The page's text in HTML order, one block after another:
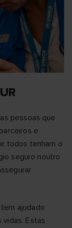
pessoas que
e
todos tenham o
seguro noutro
ajudado
vidas. Estas